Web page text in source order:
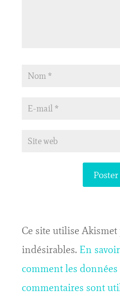
Ce site utilise
indésirables. En
comment les données
commentaires sont